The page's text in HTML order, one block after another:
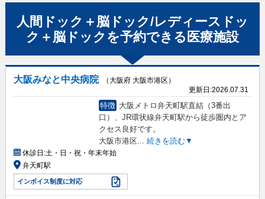
人間ドック＋脳ドック/レディースドッ
ク＋脳ドック を予約できる 医療施設
大阪みなと中央病院
（大阪府 大阪市港区）
更新日:2026.07.31
特徴 大阪メトロ弁天町駅直結（3番出
口）、JR環状線弁天町駅から徒歩圏内とア
クセス良好です。
大阪市港区... 続きを読む▼
休診日:土・日・祝・年末年始
弁天町駅
インボイス制度に対応